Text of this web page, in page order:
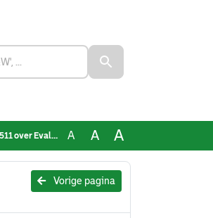
milieupark A A A
Vorige pagina